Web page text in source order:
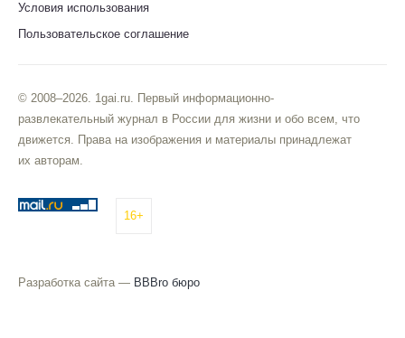
Условия использования
Пользовательское соглашение
© 2008–2026. 1gai.ru. Первый информационно-
развлекательный журнал в России для жизни и обо всем, что
движется. Права на изображения и материалы принадлежат
их авторам.
16+
Разработка сайта — BBBro бюро